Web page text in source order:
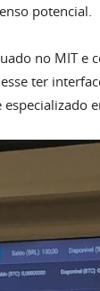
potencial.
no MIT
ter